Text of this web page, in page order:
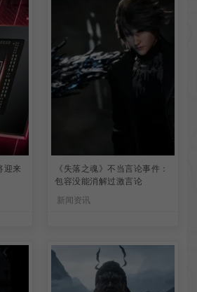
迎来
《失落之魂》不当言论事件：
包容没能消解过激言论
新闻资讯